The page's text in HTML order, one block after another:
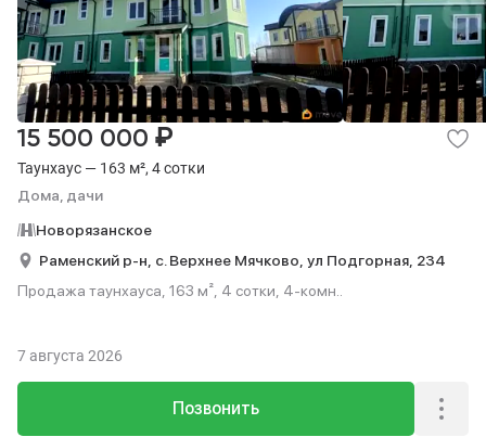
Таунхаус — 163 м², 4 сотки
Дома, дачи
15 500 000 ₽
Новорязанское
Раменский р-н, с. Верхнее Мячково, ул Подгорная, 234
Продажа таунхауса, 163 м², 4 сотки, 4-комн..
Позвонить
7 августа 2026